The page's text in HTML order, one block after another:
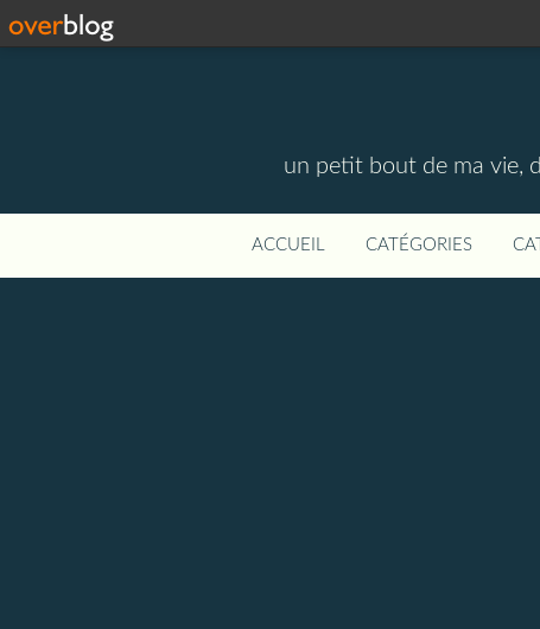
un petit bout de ma vie,
ACCUEIL CATÉGORIES